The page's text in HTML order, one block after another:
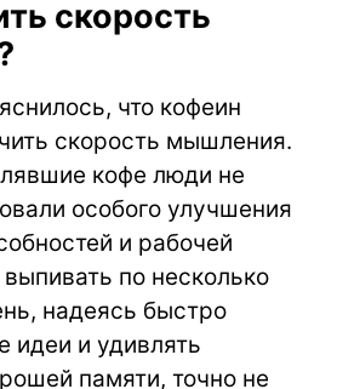
скорость
что кофеин
скорость мышления.
кофе люди не
особого улучшения
и рабочей
по несколько
надеясь быстро
идеи и удивлять
памяти, точно не